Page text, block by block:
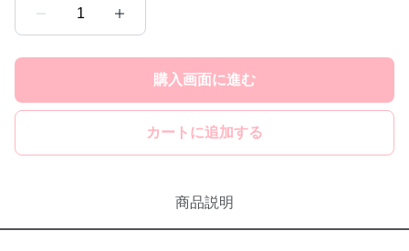
1
購入画面に進む
カートに追加する
商品説明